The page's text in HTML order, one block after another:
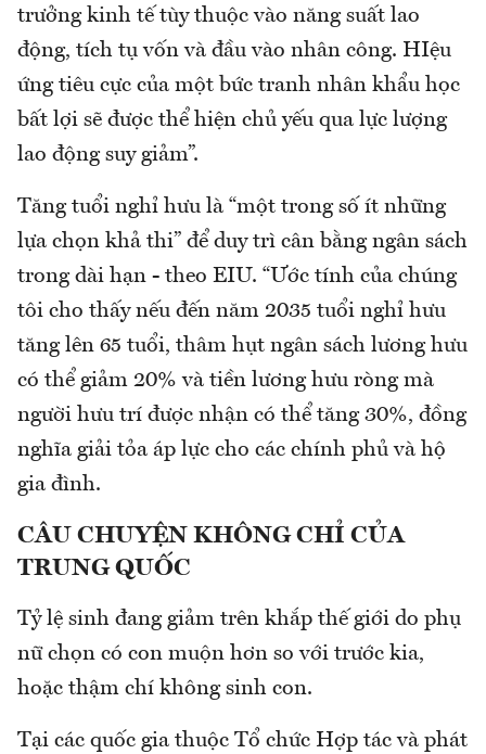
trưởng kinh tế tùy thuộc vào năng suất lao
động, tích tụ vốn và đầu vào nhân công. HIệu
ứng tiêu cực của một bức tranh nhân khẩu học
bất lợi sẽ được thể hiện chủ yếu qua lực lượng
lao động suy giảm”.
Tăng tuổi nghỉ hưu là “một trong số ít những
lựa chọn khả thi” để duy trì cân bằng ngân sách
trong dài hạn - theo EIU. “Ước tính của chúng
tôi cho thấy nếu đến năm 2035 tuổi nghỉ hưu
tăng lên 65 tuổi, thâm hụt ngân sách lương hưu
có thể giảm 20% và tiền lương hưu ròng mà
người hưu trí được nhận có thể tăng 30%, đồng
nghĩa giải tỏa áp lực cho các chính phủ và hộ
gia đình.
CÂU CHUYỆN KHÔNG CHỈ CỦA
TRUNG QUỐC
Tỷ lệ sinh đang giảm trên khắp thế giới do phụ
nữ chọn có con muộn hơn so với trước kia,
hoặc thậm chí không sinh con.
Tại các quốc gia thuộc Tổ chức Hợp tác và phát